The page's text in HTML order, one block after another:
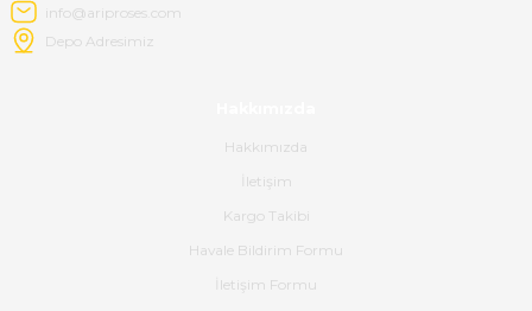
bilgilendirmesinden cok
memnun kaldim. Kesinlikle
tavsiye ederim.
info@ariproses.com
Depo Adresimiz
Hakkımızda
İletişim
Kargo Takibi
Havale Bildirim Formu
İletişim Formu